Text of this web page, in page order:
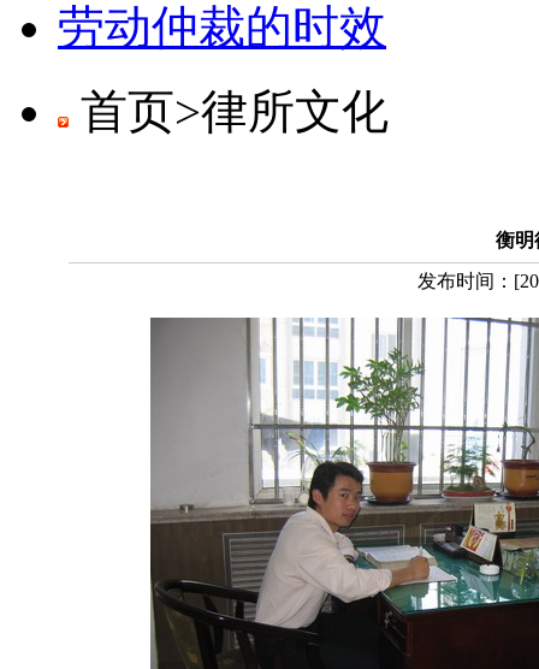
劳动仲裁的时效
首页>律所文化
衡明
发布时间： [